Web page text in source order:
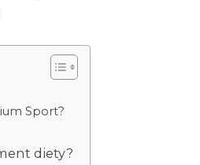
Sport?
diety?